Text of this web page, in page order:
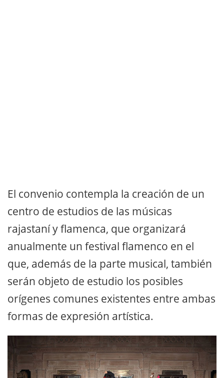
El convenio contempla la creación de un
centro de estudios de las músicas
rajastaní y flamenca, que organizará
anualmente un festival flamenco en el
que, además de la parte musical, también
serán objeto de estudio los posibles
orígenes comunes existentes entre ambas
formas de expresión artística.